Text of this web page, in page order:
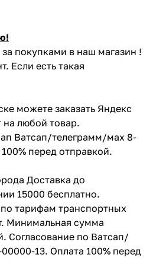
покупками в наш магазин !
Если есть такая
можете заказать Яндекс
на любой товар.
Ватсап/телеграмм/мах 8-
перед отправкой.
Доставка до
15000 бесплатно.
тарифам транспортных
Минимальная сумма
Согласование по Ватсап/
13. Оплата 100% перед